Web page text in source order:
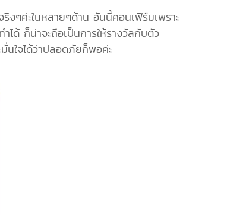
งๆค่ะในหลายๆด้าน อันนี้คอนเฟิร์มเพราะ
ด้ ก็น่าจะถือเป็นการให้รางวัลกับตัว
นใจได้ว่าปลอดภัยก็พอค่ะ